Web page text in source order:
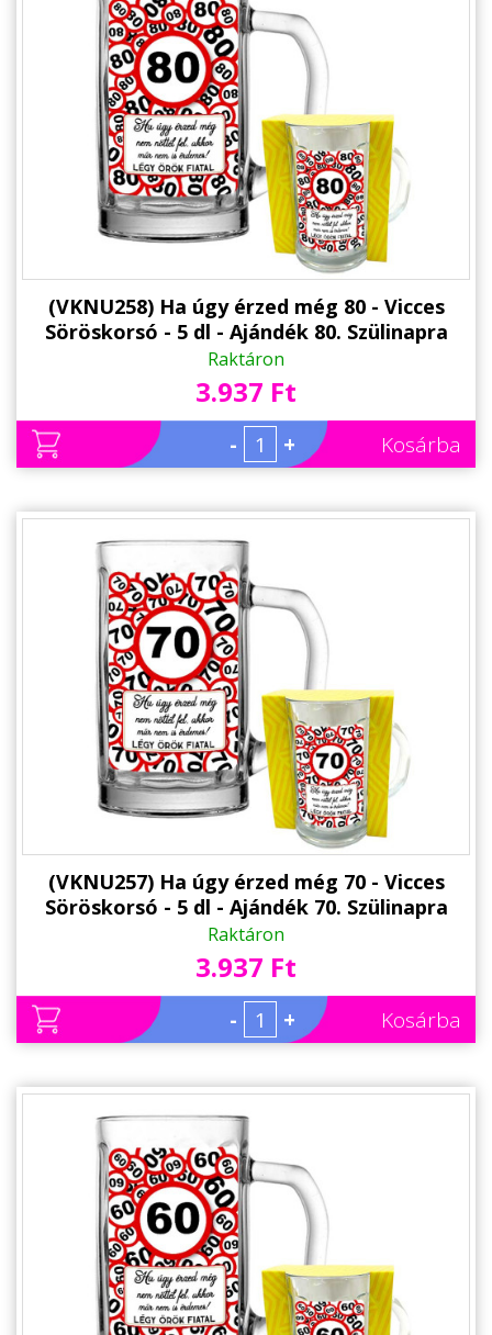
(VKNU258) Ha úgy érzed még 80 - Vicces
Söröskorsó - 5 dl - Ajándék 80. Szülinapra
Raktáron
3.937 Ft
- + Kosárba
(VKNU257) Ha úgy érzed még 70 - Vicces
Söröskorsó - 5 dl - Ajándék 70. Szülinapra
Raktáron
3.937 Ft
- + Kosárba